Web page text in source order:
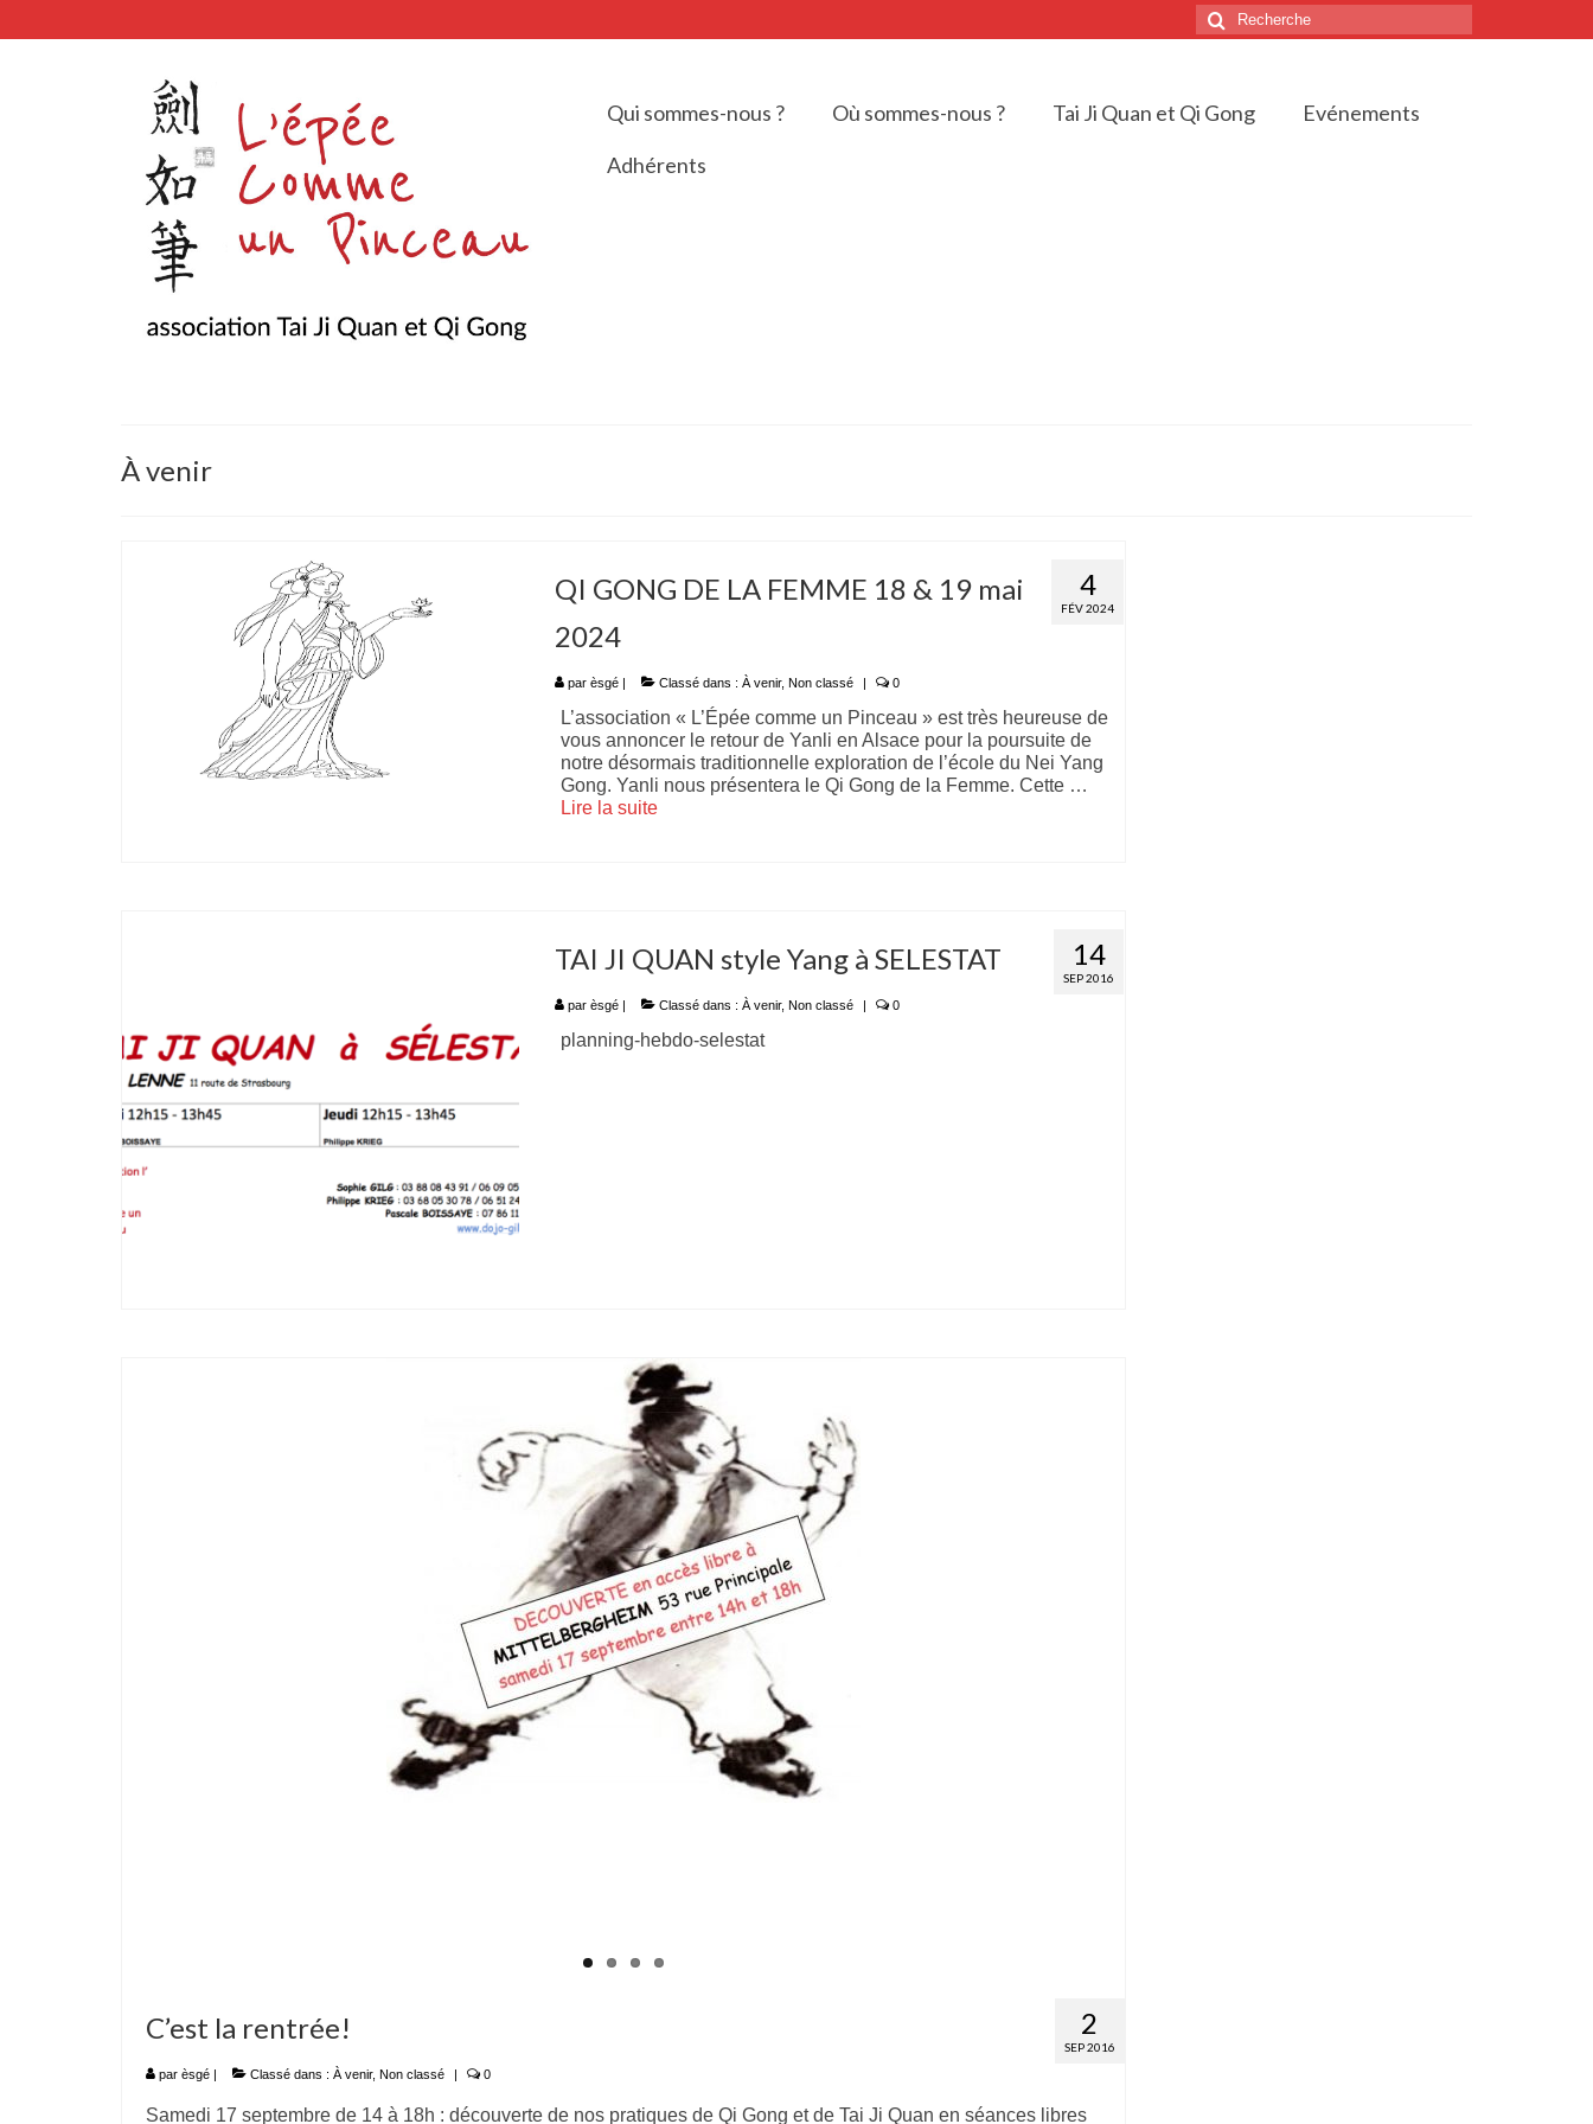
Rechercher
:
Qui sommes-nous ? Où sommes-nous ? Tai Ji Quan et Qi Gong
Evénements
Adhérents
À venir
4
FÉV 2024
QI GONG DE LA FEMME 18 & 19 mai
2024
par èsgé| Classé dans : À venir, Non classé | 0
L’association « L’Épée comme un Pinceau » est très heureuse de
vous annoncer le retour de Yanli en Alsace pour la poursuite de
notre désormais traditionnelle exploration de l’école du Nei Yang
Gong. Yanli nous présentera le Qi Gong de la Femme. Cette …
Lire la suite­­
14
SEP 2016
TAI JI QUAN style Yang à SELESTAT
par èsgé| Classé dans : À venir, Non classé | 0
planning-hebdo-selestat
2
SEP 2016
C’est la rentrée!
par èsgé | Classé dans : À venir, Non classé | 0
Samedi 17 septembre de 14 à 18h : découverte de nos pratiques de Qi Gong et de Tai Ji Quan en séances libres